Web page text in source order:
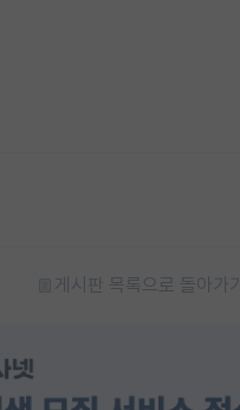
게시판 목록으로 돌아가기